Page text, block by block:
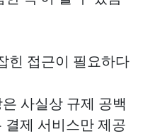
힌 접근이 필요하다
사실상 규제 공백
결제 서비스만 제공